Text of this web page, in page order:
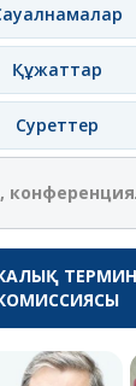
Құжаттар
Суреттер